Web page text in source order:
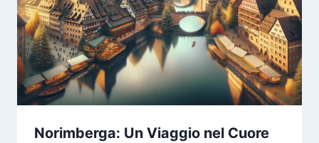
Norimberga: Un Viaggio nel Cuore